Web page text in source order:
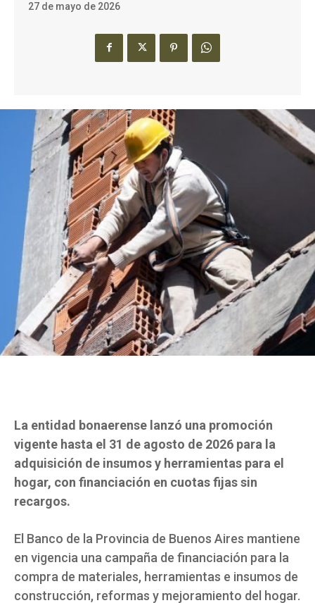
27 de mayo de 2026
La entidad bonaerense lanzó una promoción
vigente hasta el 31 de agosto de 2026 para la
adquisición de insumos y herramientas para el
hogar, con financiación en cuotas fijas sin
recargos.
El Banco de la Provincia de Buenos Aires mantiene
en vigencia una campaña de financiación para la
compra de materiales, herramientas e insumos de
construcción, reformas y mejoramiento del hogar.